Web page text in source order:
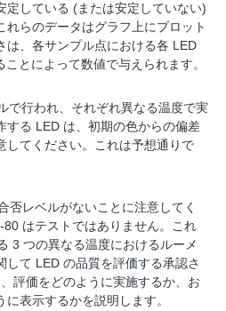
定している (または安定していない)
らのデータはグラフ上にプロット
は、各サンプル点における各 LED
とによって数値で与えられます。
で行われ、それぞれ異なる温度で実
する LED は、初期の色からの偏差
してください。これは予想通りで
否レベルがないことに注意してく
はテストではありません。これ
3 つの異なる温度におけるルーメ
して LED の品質を評価する承認さ
評価をどのように実施するか、お
表示するかを説明します。